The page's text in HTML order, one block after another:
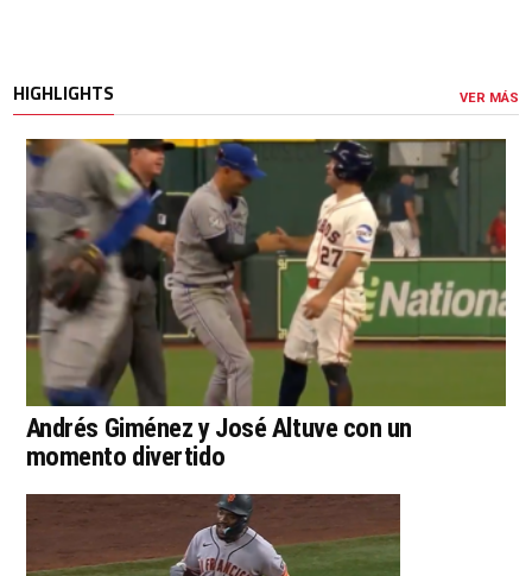
HIGHLIGHTS VER MÁS
Andrés Giménez y José Altuve con un
momento divertido